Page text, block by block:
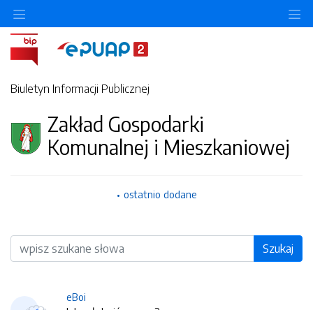
Biuletyn Informacji Publicznej
Zakład Gospodarki
Komunalnej i Mieszkaniowej
ostatnio dodane
Wyszukiwarka Szukaj
eBoi